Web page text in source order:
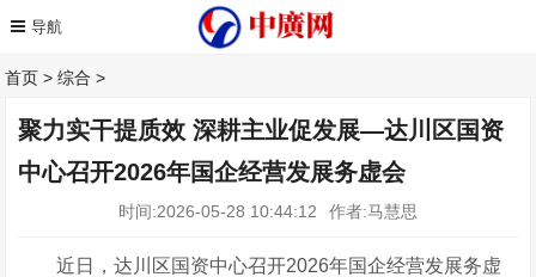
首页 >综合 >
聚力实干提质效 深耕主业促发展—达川区国资
中心召开2026年国企经营发展务虚会
时间:2026-05-28 10:44:12 作者:马慧思
近日，达川区国资中心召开2026年国企经营发展务虚